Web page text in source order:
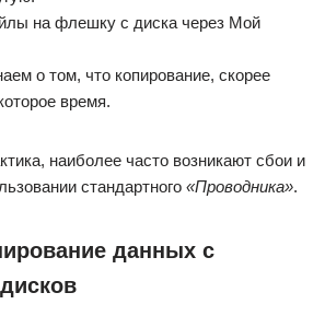
о том, что копирование, скорее
время.
наиболее часто возникают сбои и
стандартного «Проводника».
данных с